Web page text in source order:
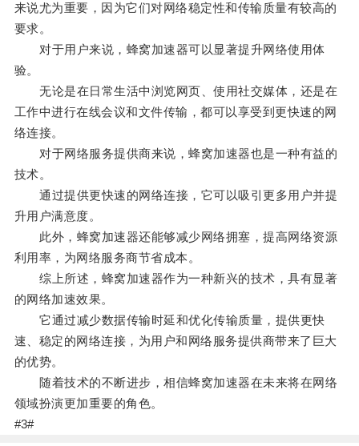
来说尤为重要，因为它们对网络稳定性和传输质量有较高的
要求。
对于用户来说，蜂窝加速器可以显著提升网络使用体
验。
无论是在日常生活中浏览网页、使用社交媒体，还是在
工作中进行在线会议和文件传输，都可以享受到更快速的网
络连接。
对于网络服务提供商来说，蜂窝加速器也是一种有益的
技术。
通过提供更快速的网络连接，它可以吸引更多用户并提
升用户满意度。
此外，蜂窝加速器还能够减少网络拥塞，提高网络资源
利用率，为网络服务商节省成本。
综上所述，蜂窝加速器作为一种新兴的技术，具有显著
的网络加速效果。
它通过减少数据传输时延和优化传输质量，提供更快
速、稳定的网络连接，为用户和网络服务提供商带来了巨大
的优势。
随着技术的不断进步，相信蜂窝加速器在未来将在网络
领域扮演更加重要的角色。
#3#